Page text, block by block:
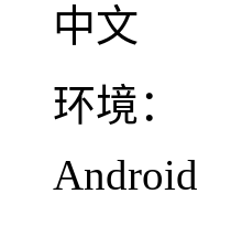
中文
环境：
Android